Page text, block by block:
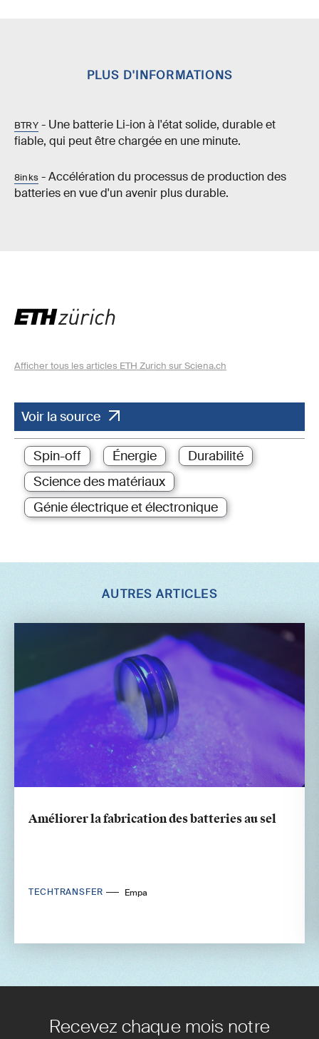
PLUS D'INFORMATIONS
BTRY- Une batterie Li-ion à l'état solide, durable et
fiable, qui peut être chargée en une minute.
8inks- Accélération du processus de production des
batteries en vue d'un avenir plus durable.
Afficher tous les articles ETH Zurich sur Sciena.ch
Voir la source
Spin-off Énergie
Durabilité
Science des matériaux
Génie électrique et électronique
AUTRES ARTICLES
Améliorer la fabrication des batteries au sel
TECHTRANSFER Empa
Recevez chaque mois notre